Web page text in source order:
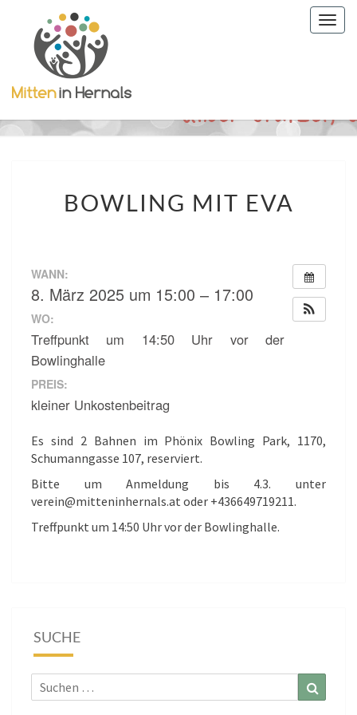
MIT
BOWLING MIT EVA
WANN:
8. März 2025 um 15:00 – 17:00
WO:
Treffpunkt um 14:50 Uhr vor der
Bowlinghalle
PREIS:
kleiner Unkostenbeitrag
Es sind 2 Bahnen im Phönix Bowling Park, 1170,
Schumanngasse 107, reserviert.
Bitte um Anmeldung bis 4.3. unter
verein@mitteninhernals.at oder +436649719211.
Treffpunkt um 14:50 Uhr vor der Bowlinghalle.
SUCHE
Suchen
nach: